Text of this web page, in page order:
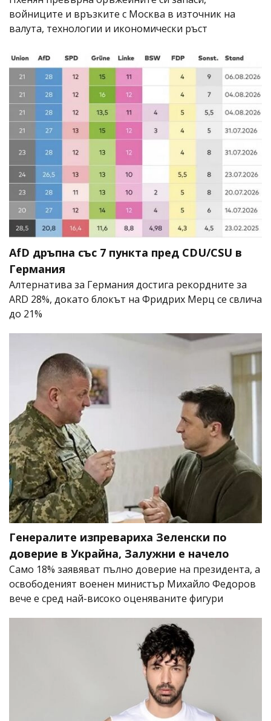
войниците и връзките с Москва в източник на
валута, технологии и икономически ръст
AfD дръпна със 7 пункта пред CDU/CSU в
Германия
Алтернатива за Германия достига рекордните за
ARD 28%, докато блокът на Фридрих Мерц се свлича
до 21%
Генералите изпревариха Зеленски по
доверие в Украйна, Залужни е начело
Само 18% заявяват пълно доверие на президента, а
освободеният военен министър Михайло Федоров
вече е сред най-високо оценяваните фигури